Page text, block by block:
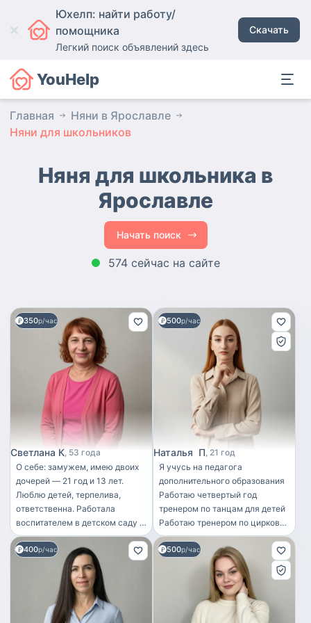
Юхелп: найти работу/
помощника
Легкий поиск объявлений здесь
Скачать
YouHelp
Главная
Няни в Ярославле
Няни для школьников
Няня для школьника в
Ярославле
Начать поиск
574 сейчас на сайте
350р/час
Светлана К 53 года
О себе: замужем, имею двоих
дочерей — 21 год и 13 лет.
Люблю детей, терпелива,
ответственна. Работала
воспитателем в детском саду 3
года. Затем год работала няней
в семье. Следила за
соблюдением режима дня,
прогулками, сопровождением в
кружки, социализацией,
проводила развивающие игры,
занималась развитием мелкой
500р/час
Наталья П 21 год
Я учусь на педагога
дополнительного образования
Работаю четвертый год
тренером по танцам для детей
Работаю тренером по цирковой
и художественной гимнастики
для детей Люблю детей и
всегда с ними лажу
400р/час 500р/час